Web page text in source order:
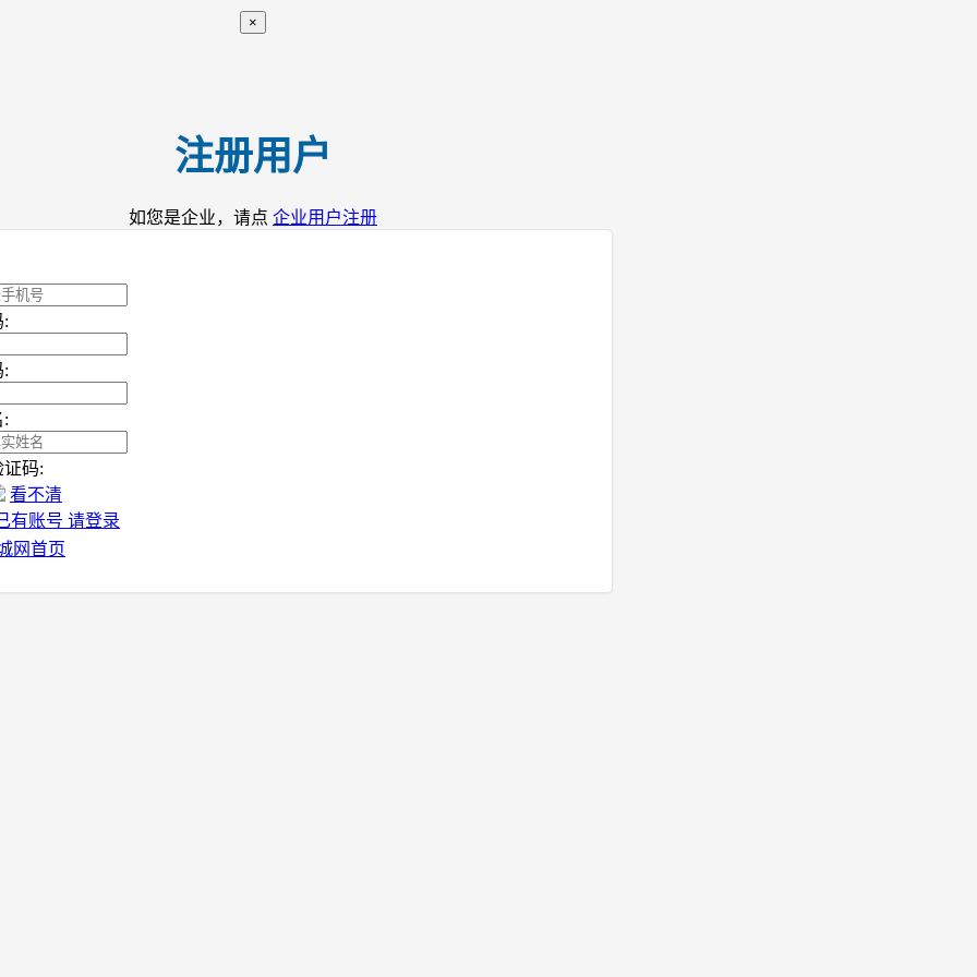
×
注册用户
如您是企业，请点 企业用户注册
:
:
:
码:
看不清
有账号 请登录
网首页